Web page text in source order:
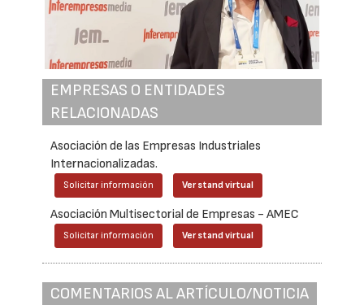
EMPRESAS O ENTIDADES
RELACIONADAS
Asociación de las Empresas Industriales
Internacionalizadas.
Solicitar información Ver stand virtual
Asociación Multisectorial de Empresas - AMEC
Solicitar información Ver stand virtual
COMENTARIOS AL ARTÍCULO/NOTICIA